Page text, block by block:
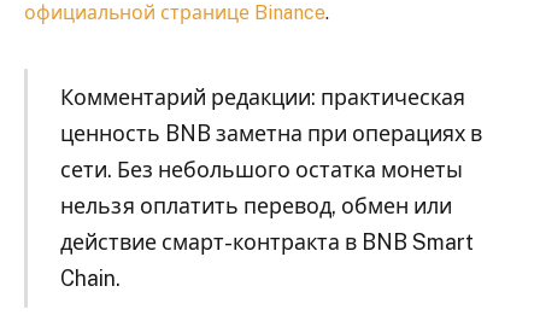
официальной странице Binance.
Комментарий редакции: практическая
ценность BNB заметна при операциях в
сети. Без небольшого остатка монеты
нельзя оплатить перевод, обмен или
действие смарт-контракта в BNB Smart
Chain.